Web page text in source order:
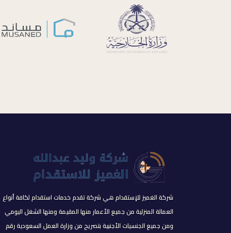
شركة الغميز للإستقدام هي شركة تقدم خدمات استقدام لكافة أنواع
العمالة المنزلية من جميع الأعمار منها المقيمة ومنها الشغل اليومي
ومن جميع الجنسيات الأجنبية بتصريح من وزارة العمل السعودية رقم